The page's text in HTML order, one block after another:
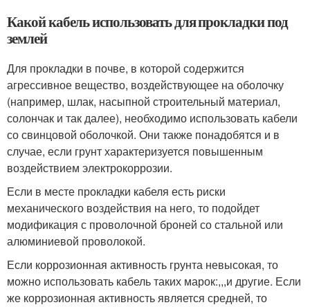
Какой кабель использовать для прокладки под
землей
Для прокладки в почве, в которой содержится
агрессивное вещество, воздействующее на оболочку
(например, шлак, насыпной строительный материал,
солончак и так далее), необходимо использовать кабели
со свинцовой оболочкой. Они также понадобятся и в
случае, если грунт характеризуется повышенным
воздействием электрокоррозии.
Если в месте прокладки кабеля есть риски
механического воздействия на него, то подойдет
модификация с проволочной броней со стальной или
алюминиевой проволокой.
Если коррозионная активность грунта невысокая, то
можно использовать кабель таких марок:,,,и другие. Если
же коррозионная активность является средней, то